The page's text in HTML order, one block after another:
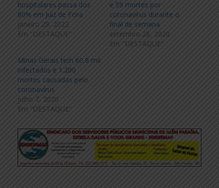
hospitalares passa dos
80% em Juiz de Fora
janeiro 28, 2022
Em "DESTAQUE"
e 59 mortes por
coronavírus durante o
final de semana
setembro 28, 2020
Em "DESTAQUE"
Minas Gerais tem 60,8 mil
infectados e 1.200
mortes causadas pelo
coronavírus
julho 7, 2020
Em "DESTAQUE"